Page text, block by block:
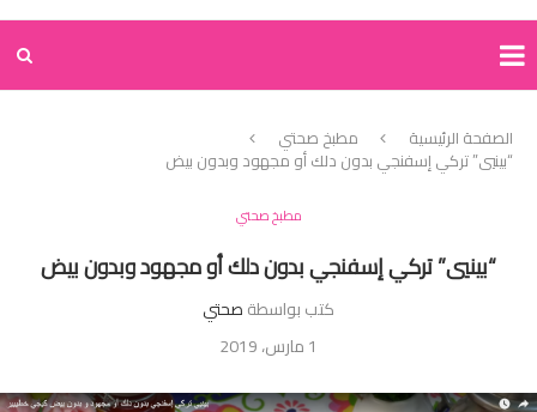
الصفحة الرئيسية مطبخ صحتي
“بينيي” تركي إسفنجي بدون دلك أو مجهود وبدون بيض
مطبخ صحتي
“بينيي” تركي إسفنجي بدون دلك أو مجهود وبدون بيض
كتب بواسطةصحتي
1 مارس، 2019